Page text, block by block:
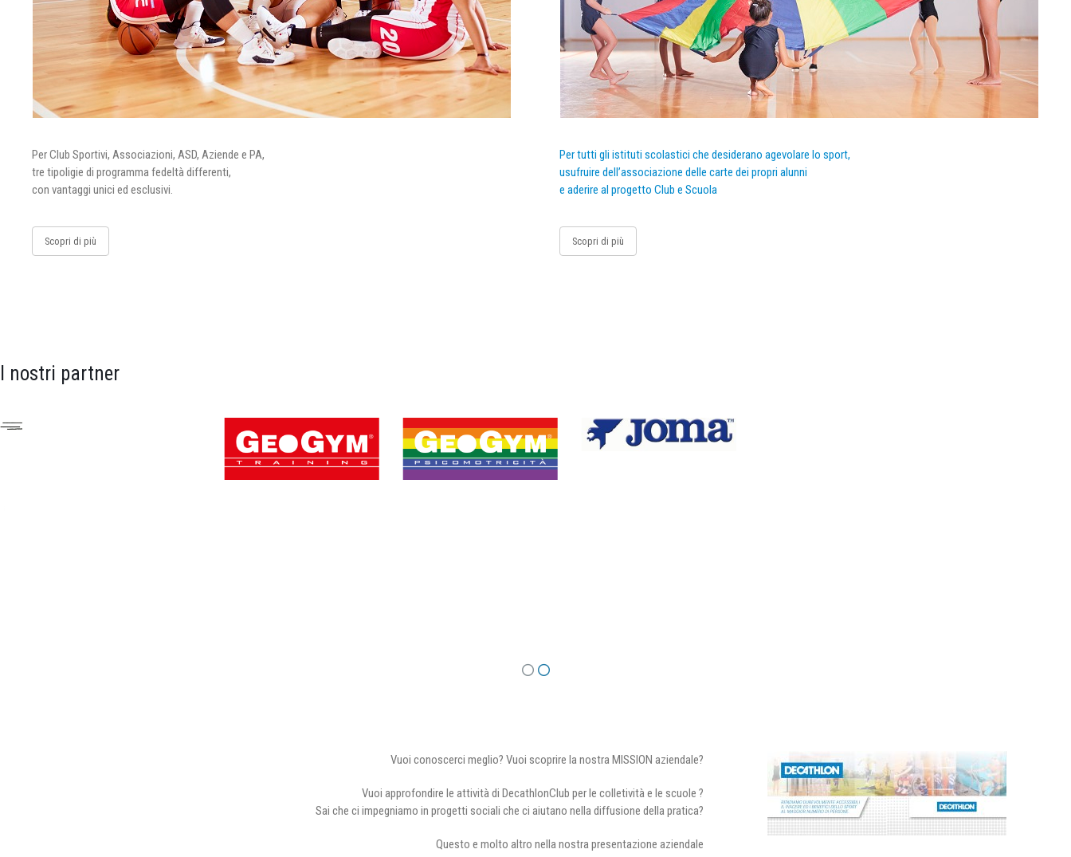
Per Club Sportivi, Associazioni, ASD, Aziende e PA,
tre tipoligie di programma fedeltà differenti,
con vantaggi unici ed esclusivi.
Scopri di più
Per tutti gli istituti scolastici che desiderano agevolare lo sport,
usufruire dell’associazione delle carte dei propri alunni
e aderire al progetto Club e Scuola
Scopri di più
I nostri partner
Vuoi conoscerci meglio? Vuoi scoprire la nostra MISSION aziendale?
Vuoi approfondire le attività di DecathlonClub per le colletività e le scuole ?
Sai che ci impegniamo in progetti sociali che ci aiutano nella diffusione della pratica?
Questo e molto altro nella nostra presentazione aziendale